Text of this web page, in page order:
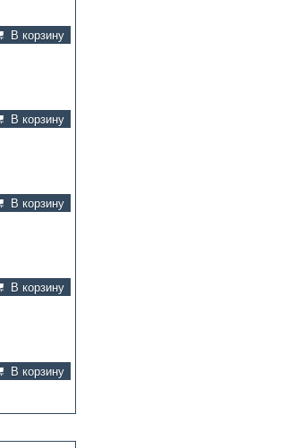
В корзину
В корзину
В корзину
В корзину
В корзину